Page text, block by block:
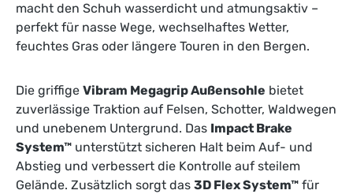
macht den Schuh wasserdicht und atmungsaktiv –
perfekt für nasse Wege, wechselhaftes Wetter,
feuchtes Gras oder längere Touren in den Bergen.
Die griffige Vibram Megagrip Außensohle bietet
zuverlässige Traktion auf Felsen, Schotter, Waldwegen
und unebenem Untergrund. Das Impact Brake
System™ unterstützt sicheren Halt beim Auf- und
Abstieg und verbessert die Kontrolle auf steilem
Gelände. Zusätzlich sorgt das 3D Flex System™ für